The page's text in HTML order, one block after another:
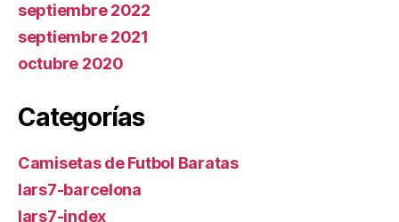
septiembre 2022
septiembre 2021
octubre 2020
Categorías
Camisetas de Futbol Baratas
lars7-barcelona
lars7-index